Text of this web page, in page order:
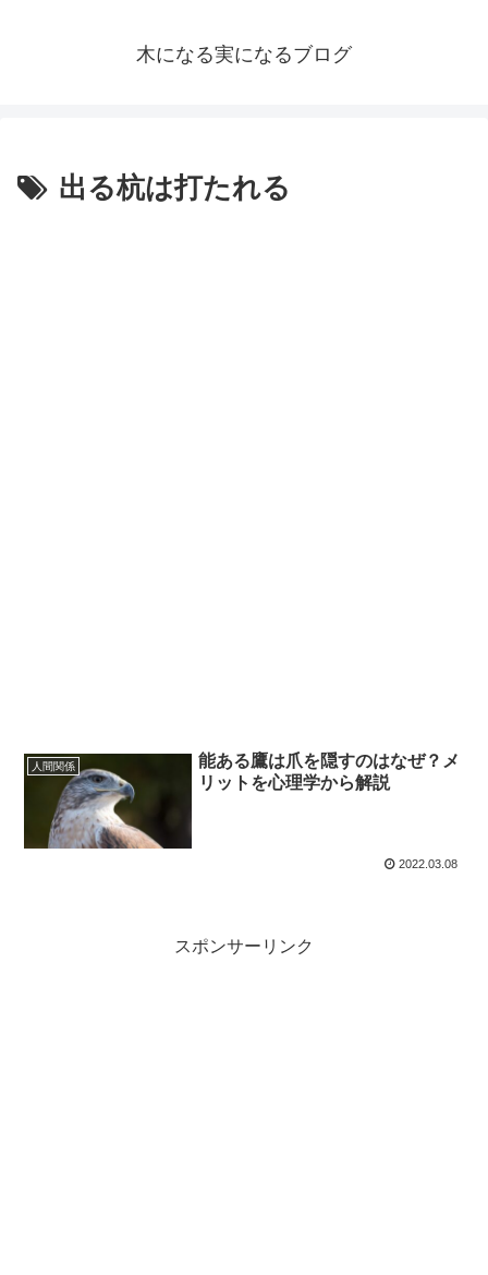
木になる実になるブログ
出る杭は打たれる
人間関係
能ある鷹は爪を隠すのはなぜ？メ
リットを心理学から解説
2022.03.08
スポンサーリンク